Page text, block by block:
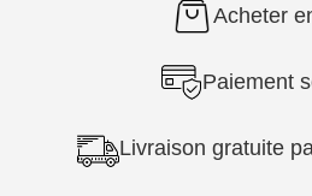
Acheter
Paiement
Livraison gratuite